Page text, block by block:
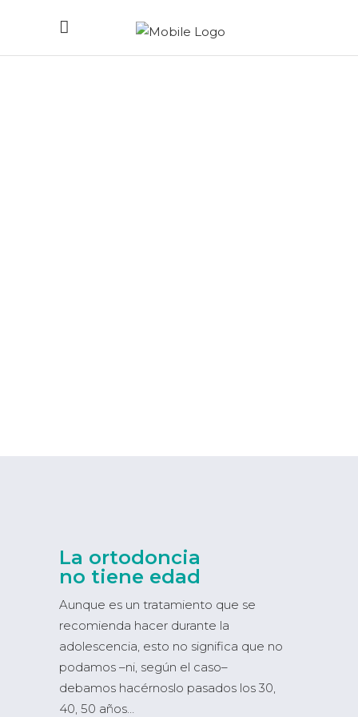
La ortodoncia
no tiene edad
Aunque es un tratamiento que se
recomienda hacer durante la
adolescencia, esto no significa que no
podamos –ni, según el caso–
debamos hacérnoslo pasados los 30,
40, 50 años…